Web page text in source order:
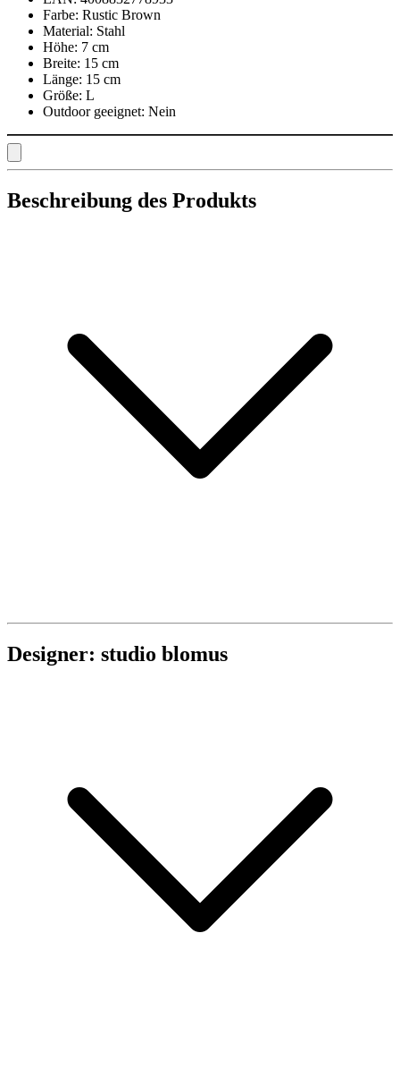
Farbe: Rustic Brown
Material: Stahl
Höhe: 7 cm
Breite: 15 cm
Länge: 15 cm
Größe: L
Outdoor geeignet: Nein
Beschreibung des Produkts
Designer: studio blomus